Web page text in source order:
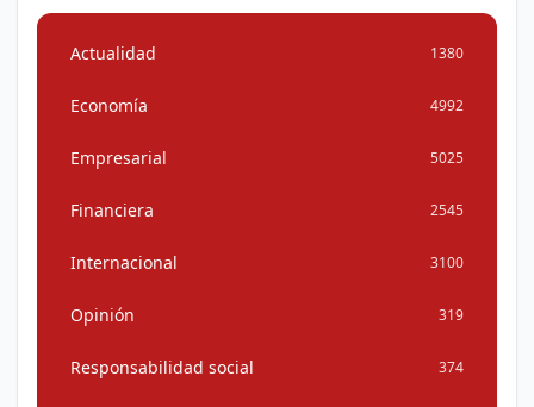
Actualidad 1380
Economía 4992
Empresarial 5025
Financiera 2545
Internacional 3100
Opinión 319
Responsabilidad social 374